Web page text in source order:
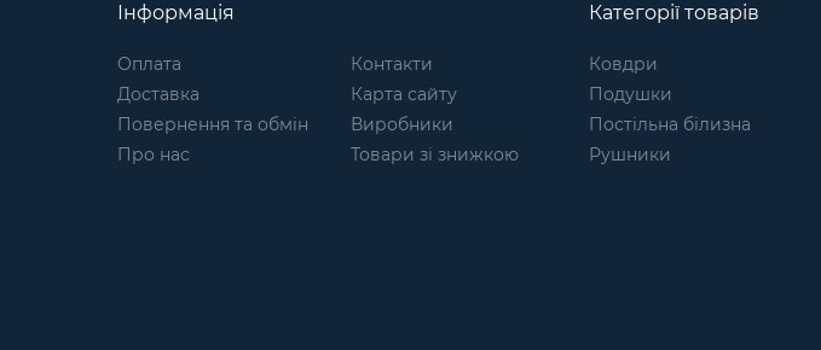
Інформація
Оплата
Доставка
Повернення та обмін
Про нас
Контакти
Карта сайту
Виробники
Товари зі знижкою
Категорії товарів
Ковдри
Подушки
Постільна білизна
Рушники